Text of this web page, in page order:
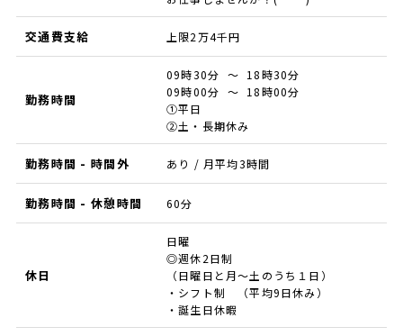
交通費支給 上限2万4千円
勤務時間
09時30分 ～ 18時30分
09時00分 ～ 18時00分
①平日
②土・長期休み
勤務時間 - 時間外 あり / 月平均3時間
勤務時間 - 休憩時間 60分
休日
日曜
◎週休2日制
（日曜日と月～土のうち１日）
・シフト制 （平均9日休み）
・誕生日休暇